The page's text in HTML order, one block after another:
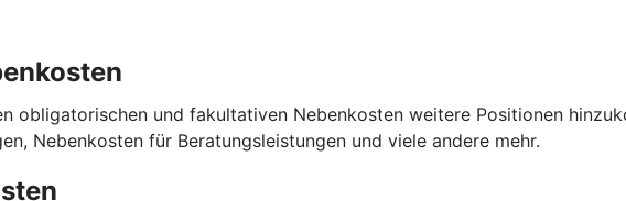
obligatorischen und fakultativen Nebenkosten weitere Positionen
Nebenkosten für Beratungsleistungen und viele andere mehr.